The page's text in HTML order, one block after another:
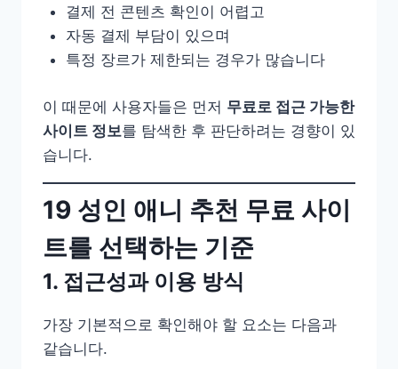
결제 전 콘텐츠 확인이 어렵고
자동 결제 부담이 있으며
특정 장르가 제한되는 경우가 많습니다
이 때문에 사용자들은 먼저 무료로 접근 가능한
사이트 정보를 탐색한 후 판단하려는 경향이 있
습니다.
19 성인 애니 추천 무료 사이
트를 선택하는 기준
1. 접근성과 이용 방식
가장 기본적으로 확인해야 할 요소는 다음과
같습니다.